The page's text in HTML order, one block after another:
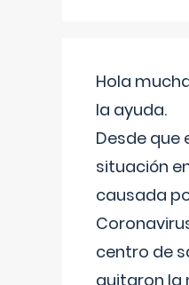
Hola
la ayuda.
Desde que
situación
causada
centro de
quitaron la